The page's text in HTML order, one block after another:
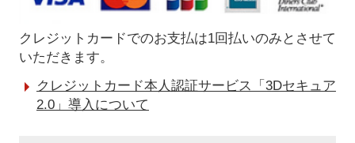
クレジットカードでのお支払は1回払いのみとさせて
いただきます。
クレジットカード本人認証サービス「3Dセキュア
2.0」導入について